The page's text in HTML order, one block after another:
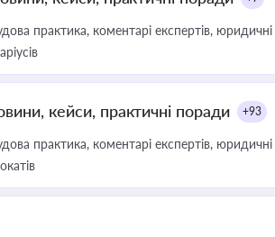
практика, коментарі експертів,
кейси, практичні поради +93
практика, коментарі експертів,